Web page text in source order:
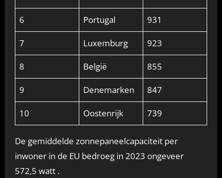
6 Portugal 931
7 Luxemburg 923
8 België 855
9 Denemarken 847
10 Oostenrijk 739
De gemiddelde zonnepaneelcapaciteit per
inwoner in de EU bedroeg in 2023 ongeveer
572,5 watt .